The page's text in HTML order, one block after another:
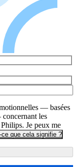
— basées
les
Je peux me
ce que cela signifie ?